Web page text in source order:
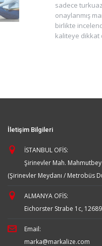
sadece
onaylanmış
birlikte
kaliteye dikkat
İletişim Bilgileri
İSTANBUL OFİS:
Şirinevler Mah.
(Şirinevler Meydanı / Metrobüs
ALMANYA OFİS:
Eichorster Strabe 1c,
Email:
marka@markalize.com